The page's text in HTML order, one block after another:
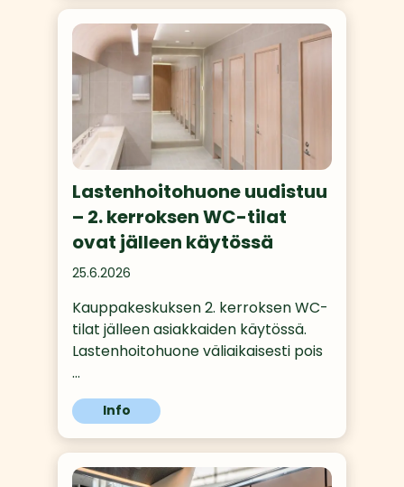
Lastenhoitohuone uudistuu
– 2. kerroksen WC-tilat
ovat jälleen käytössä
25.6.2026
Kauppakeskuksen 2. kerroksen WC-
tilat jälleen asiakkaiden käytössä.
Lastenhoitohuone väliaikaisesti pois
…
Info